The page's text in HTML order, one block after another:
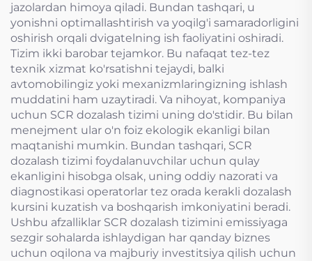
jazolardan himoya qiladi. Bundan tashqari, u
yonishni optimallashtirish va yoqilg'i samaradorligini
oshirish orqali dvigatelning ish faoliyatini oshiradi.
Tizim ikki barobar tejamkor. Bu nafaqat tez-tez
texnik xizmat ko'rsatishni tejaydi, balki
avtomobilingiz yoki mexanizmlaringizning ishlash
muddatini ham uzaytiradi. Va nihoyat, kompaniya
uchun SCR dozalash tizimi uning do'stidir. Bu bilan
menejment ular o'n foiz ekologik ekanligi bilan
maqtanishi mumkin. Bundan tashqari, SCR
dozalash tizimi foydalanuvchilar uchun qulay
ekanligini hisobga olsak, uning oddiy nazorati va
diagnostikasi operatorlar tez orada kerakli dozalash
kursini kuzatish va boshqarish imkoniyatini beradi.
Ushbu afzalliklar SCR dozalash tizimini emissiyaga
sezgir sohalarda ishlaydigan har qanday biznes
uchun oqilona va majburiy investitsiya qilish uchun